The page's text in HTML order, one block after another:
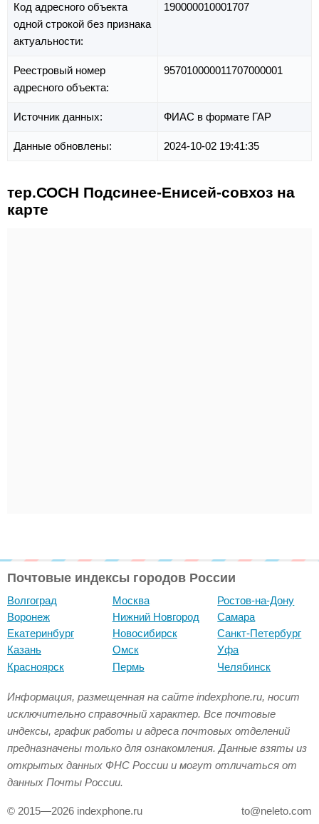
Код адресного объекта
одной строкой без признака
актуальности:
190000010001707
Реестровый номер
адресного объекта:
957010000011707000001
Источник данных: ФИАС в формате ГАР
Данные обновлены: 2024-10-02 19:41:35
тер.СОСН Подсинее-Енисей-совхоз на
карте
Почтовые индексы городов России
Волгоград
Воронеж
Екатеринбург
Казань
Красноярск
Москва
Нижний Новгород
Новосибирск
Омск
Пермь
Ростов-на-Дону
Самара
Санкт-Петербург
Уфа
Челябинск
Информация, размещенная на сайте indexphone.ru, носит
исключительно справочный характер. Все почтовые
индексы, график работы и адреса почтовых отделений
предназначены только для ознакомления. Данные взяты из
открытых данных ФНС России и могут отличаться от
данных Почты России.
© 2015—2026 indexphone.ru to@neleto.com